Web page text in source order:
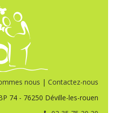
nous | Contactez-nous
74 - 76250 Déville-les-rouen